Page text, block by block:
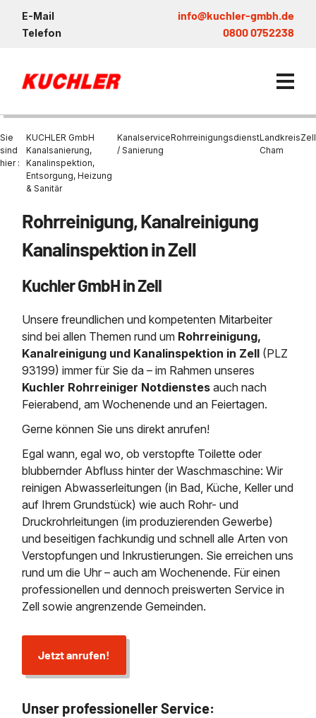
E-Mail info@kuchler-gmbh.de
Telefon 0800 0752238
Kanalservice / Sanierung
Kanalsanierung
Großprofilsanierung
Kanalreinigung
Kanalinspektion
Grubenentleerung
24h Notdienst
Rohrreinigungsdienst
Wasserhaltung
Dükerreinigung
Entsorgung
Entsorgung und
Bohrschlamm
Entsorgung von
Entleerung und Reinigung
Regenrückhaltebecken
Grubenentleerung und
Sickerschacht Reinigung
Abfallzwischenlager
Austausch von
Schießstandsanierung -
Geschosssandfang
Mobile Schlamm-
Abscheider
Entleerung Entsorgung
Wartung und Vollservice
Fettabscheider
Entsorgung
Saugbagger / Luftförderanlage
Be- und Entkiesen von
Entleerung von
Saugbagger für Tiefbau
Saugbagger und Pumpen
Fermenter-Entleerung
Regenrückhaltebecken
Trockensaugen von
etc.
Weitere Services mit
Heizung / Sanitär
Heizung / Sanitär
Wärmepumpen Zentrum
Unternehmen
KUCHLER GRUPPE
Nachhaltigkeit & Umwelt
Zertifikate /
Stellenangebote
Kontakt
Sie
sind
hier :
KUCHLER GmbH
Kanalsanierung,
Kanalinspektion,
Entsorgung, Heizung
& Sanitär
Kanalservice
/ Sanierung
RohrreinigungsdienstLandkreis
Cham
Zell
Rohrreinigung, Kanalreinigung
Kanalinspektion in Zell
Kuchler GmbH in Zell
Unsere freundlichen und kompetenten Mitarbeiter
sind bei allen Themen rund um Rohrreinigung,
Kanalreinigung und Kanalinspektion in Zell (PLZ
93199) immer für Sie da – im Rahmen unseres
Kuchler Rohrreiniger Notdienstes auch nach
Feierabend, am Wochenende und an Feiertagen.
Gerne können Sie uns direkt anrufen!
Egal wann, egal wo, ob verstopfte Toilette oder
blubbernder Abfluss hinter der Waschmaschine: Wir
reinigen Abwasserleitungen (in Bad, Küche, Keller und
auf Ihrem Grundstück) wie auch Rohr- und
Druckrohrleitungen (im produzierenden Gewerbe)
und beseitigen fachkundig und schnell alle Arten von
Verstopfungen und Inkrustierungen. Sie erreichen uns
rund um die Uhr – auch am Wochenende. Für einen
professionellen und dennoch preiswerten Service in
Zell sowie angrenzende Gemeinden.
Jetzt anrufen!
Unser professioneller Service: